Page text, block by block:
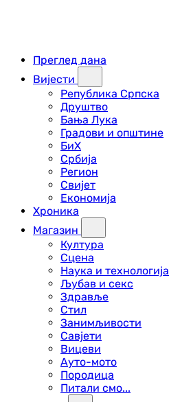
Преглед дана
Вијести
Република Српска
Друштво
Бања Лука
Градови и општине
БиХ
Србија
Регион
Свијет
Економија
Хроника
Магазин
Култура
Сцена
Наука и технологија
Љубав и секс
Здравље
Стил
Занимљивости
Савјети
Вицеви
Ауто-мото
Породица
Питали смо...